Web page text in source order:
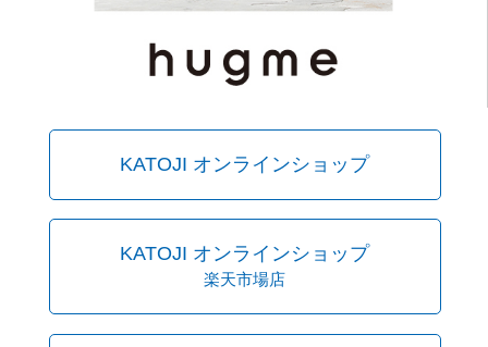
KATOJI オンラインショップ
KATOJI オンラインショップ
楽天市場店